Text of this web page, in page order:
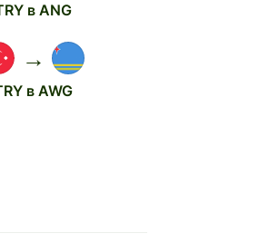
в ANG
→
в AWG